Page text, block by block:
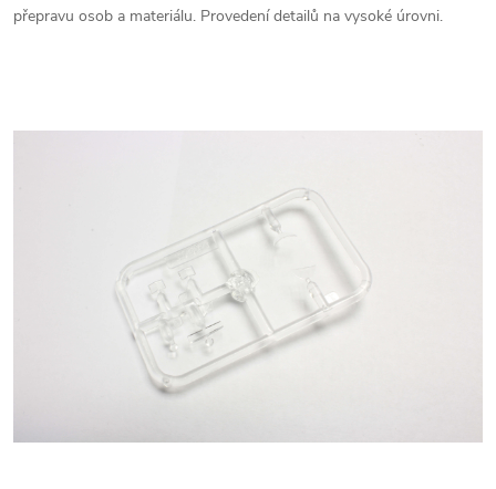
přepravu osob a materiálu. Provedení detailů na vysoké úrovni.